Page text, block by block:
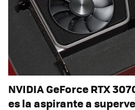
NVIDIA GeForce RTX
es la aspirante a